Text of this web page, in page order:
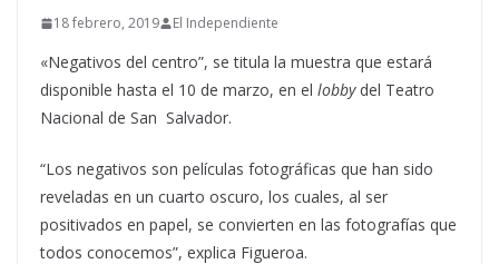
18 febrero, 2019 El Independiente
«Negativos del centro”, se titula la muestra que estará
disponible hasta el 10 de marzo, en el lobby del Teatro
Nacional de San Salvador.
“Los negativos son películas fotográficas que han sido
reveladas en un cuarto oscuro, los cuales, al ser
positivados en papel, se convierten en las fotografías que
todos conocemos”, explica Figueroa.